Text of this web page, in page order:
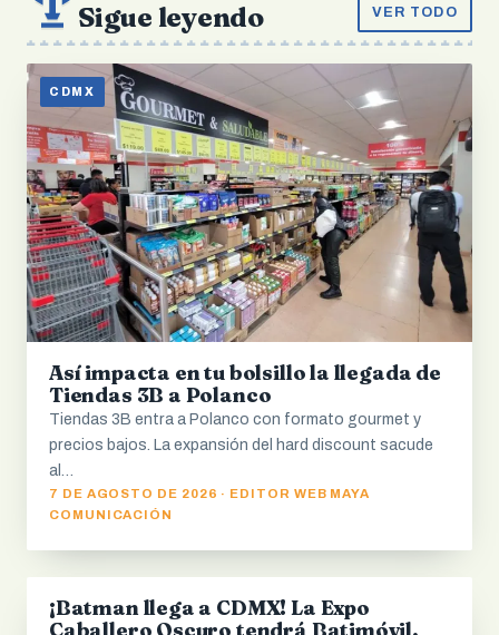
Sigue leyendo VER TODO
CDMX
Así impacta en tu bolsillo la llegada de
Tiendas 3B a Polanco
Tiendas 3B entra a Polanco con formato gourmet y
precios bajos. La expansión del hard discount sacude
al…
7 DE AGOSTO DE 2026 · EDITOR WEB MAYA
COMUNICACIÓN
CDMX
¡Batman llega a CDMX! La Expo